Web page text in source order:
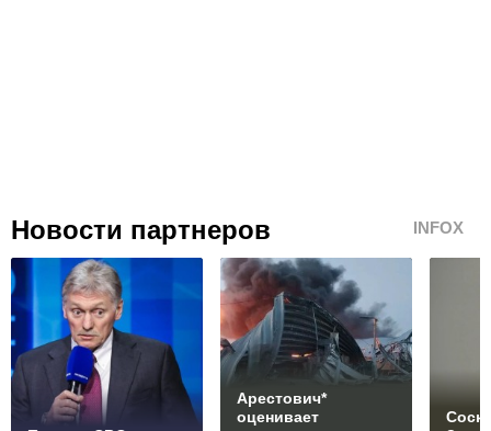
Новости партнеров INFOX
Арестович*
оценивает